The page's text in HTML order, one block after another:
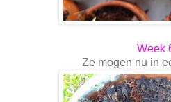
Week
Ze mogen nu in